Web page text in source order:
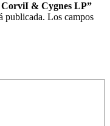
& Cygnes LP”
publicada. Los campos